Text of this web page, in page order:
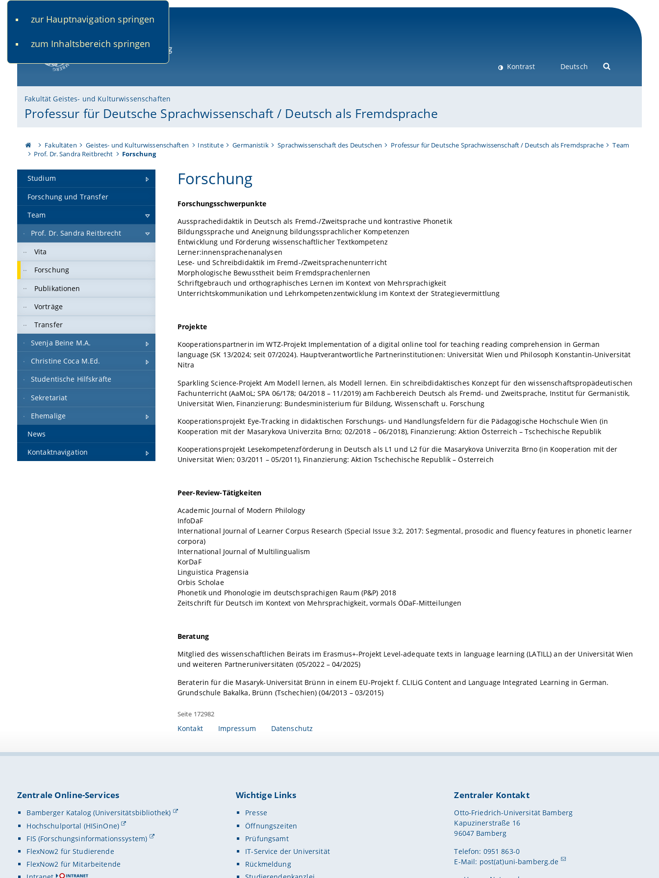
zur Hauptnavigation springen
zum Inhaltsbereich springen
Kontrast Deutsch
Fakultät Geistes- und Kulturwissenschaften
Professur für Deutsche Sprachwissenschaft / Deutsch als Fremdsprache
Fakultäten Geistes- und Kulturwissenschaften Institute Germanistik Sprachwissenschaft des Deutschen Professur für Deutsche Sprachwissenschaft / Deutsch als Fremdsprache
Team
Prof. Dr. Sandra Reitbrecht
Forschung
Studium
Forschung und Transfer
Team
Prof. Dr. Sandra Reitbrecht
Vita
Forschung
Publikationen
Vorträge
Transfer
Svenja Beine M.A.
Christine Coca M.Ed.
Studentische Hilfskräfte
Sekretariat
Ehemalige
News
Kontaktnavigation
Forschung
Forschungsschwerpunkte
Aussprachedidaktik in Deutsch als Fremd-/Zweitsprache und kontrastive Phonetik
Bildungssprache und Aneignung bildungssprachlicher Kompetenzen
Entwicklung und Förderung wissenschaftlicher Textkompetenz
Lerner:innensprachenanalysen
Lese- und Schreibdidaktik im Fremd-/Zweitsprachenunterricht
Morphologische Bewusstheit beim Fremdsprachenlernen
Schriftgebrauch und orthographisches Lernen im Kontext von Mehrsprachigkeit
Unterrichtskommunikation und Lehrkompetenzentwicklung im Kontext der Strategievermittlung
Projekte
Kooperationspartnerin im WTZ-Projekt Implementation of a digital online tool for teaching reading comprehension in German
language (SK 13/2024; seit 07/2024). Hauptverantwortliche Partnerinstitutionen: Universität Wien und Philosoph Konstantin-Universität
Nitra
Sparkling Science-Projekt Am Modell lernen, als Modell lernen. Ein schreibdidaktisches Konzept für den wissenschaftspropädeutischen
Fachunterricht (AaMoL; SPA 06/178; 04/2018 – 11/2019) am Fachbereich Deutsch als Fremd- und Zweitsprache, Institut für Germanistik,
Universität Wien, Finanzierung: Bundesministerium für Bildung, Wissenschaft u. Forschung
Kooperationsprojekt Eye-Tracking in didaktischen Forschungs- und Handlungsfeldern für die Pädagogische Hochschule Wien (in
Kooperation mit der Masarykova Univerzita Brno; 02/2018 – 06/2018), Finanzierung: Aktion Österreich – Tschechische Republik
Kooperationsprojekt Lesekompetenzförderung in Deutsch als L1 und L2 für die Masarykova Univerzita Brno (in Kooperation mit der
Universität Wien; 03/2011 – 05/2011), Finanzierung: Aktion Tschechische Republik – Österreich
Peer-Review-Tätigkeiten
Academic Journal of Modern Philology
InfoDaF
International Journal of Learner Corpus Research (Special Issue 3:2, 2017: Segmental, prosodic and fluency features in phonetic learner
corpora)
International Journal of Multilingualism
KorDaF
Linguistica Pragensia
Orbis Scholae
Phonetik und Phonologie im deutschsprachigen Raum (P&P) 2018
Zeitschrift für Deutsch im Kontext von Mehrsprachigkeit, vormals ÖDaF-Mitteilungen
Beratung
Mitglied des wissenschaftlichen Beirats im Erasmus+-Projekt Level-adequate texts in language learning (LATILL) an der Universität Wien
und weiteren Partneruniversitäten (05/2022 – 04/2025)
Beraterin für die Masaryk-Universität Brünn in einem EU-Projekt f. CLILiG Content and Language Integrated Learning in German.
Grundschule Bakalka, Brünn (Tschechien) (04/2013 – 03/2015)
Seite 172982
Kontakt Impressum Datenschutz
Zentrale Online-Services
Bamberger Katalog (Universitätsbibliothek)
Hochschulportal (HISinOne)
FIS (Forschungsinformationssystem)
FlexNow2 für Studierende
FlexNow2 für Mitarbeitende
Wichtige Links
Presse
Öffnungszeiten
Prüfungsamt
IT-Service der Universität
Rückmeldung
Zentraler Kontakt
Otto-Friedrich-Universität Bamberg
Kapuzinerstraße 16
96047 Bamberg
Telefon: 0951 863-0
E-Mail: post(at)uni-bamberg.de